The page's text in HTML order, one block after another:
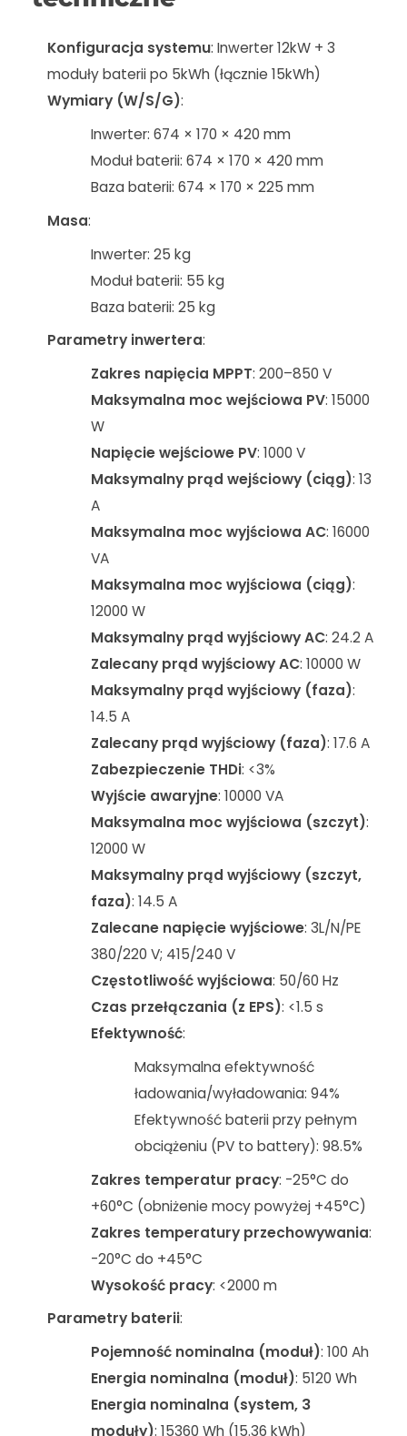
Konfiguracja systemu: Inwerter 12kW + 3
moduły baterii po 5kWh (łącznie 15kWh)
Wymiary (W/S/G):
Inwerter: 674 × 170 × 420 mm
Moduł baterii: 674 × 170 × 420 mm
Baza baterii: 674 × 170 × 225 mm
Masa:
Inwerter: 25 kg
Moduł baterii: 55 kg
Baza baterii: 25 kg
Parametry inwertera:
Zakres napięcia MPPT: 200–850 V
Maksymalna moc wejściowa PV: 15000
W
Napięcie wejściowe PV: 1000 V
Maksymalny prąd wejściowy (ciąg): 13
A
Maksymalna moc wyjściowa AC: 16000
VA
Maksymalna moc wyjściowa (ciąg):
12000 W
Maksymalny prąd wyjściowy AC: 24.2 A
Zalecany prąd wyjściowy AC: 10000 W
Maksymalny prąd wyjściowy (faza):
14.5 A
Zalecany prąd wyjściowy (faza): 17.6 A
Zabezpieczenie THDi: <3%
Wyjście awaryjne: 10000 VA
Maksymalna moc wyjściowa (szczyt):
12000 W
Maksymalny prąd wyjściowy (szczyt,
faza): 14.5 A
Zalecane napięcie wyjściowe: 3L/N/PE
380/220 V; 415/240 V
Częstotliwość wyjściowa: 50/60 Hz
Czas przełączania (z EPS): <1.5 s
Efektywność:
Maksymalna efektywność
ładowania/wyładowania: 94%
Efektywność baterii przy pełnym
obciążeniu (PV to battery): 98.5%
Zakres temperatur pracy: -25°C do
+60°C (obniżenie mocy powyżej +45°C)
Zakres temperatury przechowywania:
-20°C do +45°C
Wysokość pracy: <2000 m
Parametry baterii:
Pojemność nominalna (moduł): 100 Ah
Energia nominalna (moduł): 5120 Wh
Energia nominalna (system, 3
moduły): 15360 Wh (15.36 kWh)